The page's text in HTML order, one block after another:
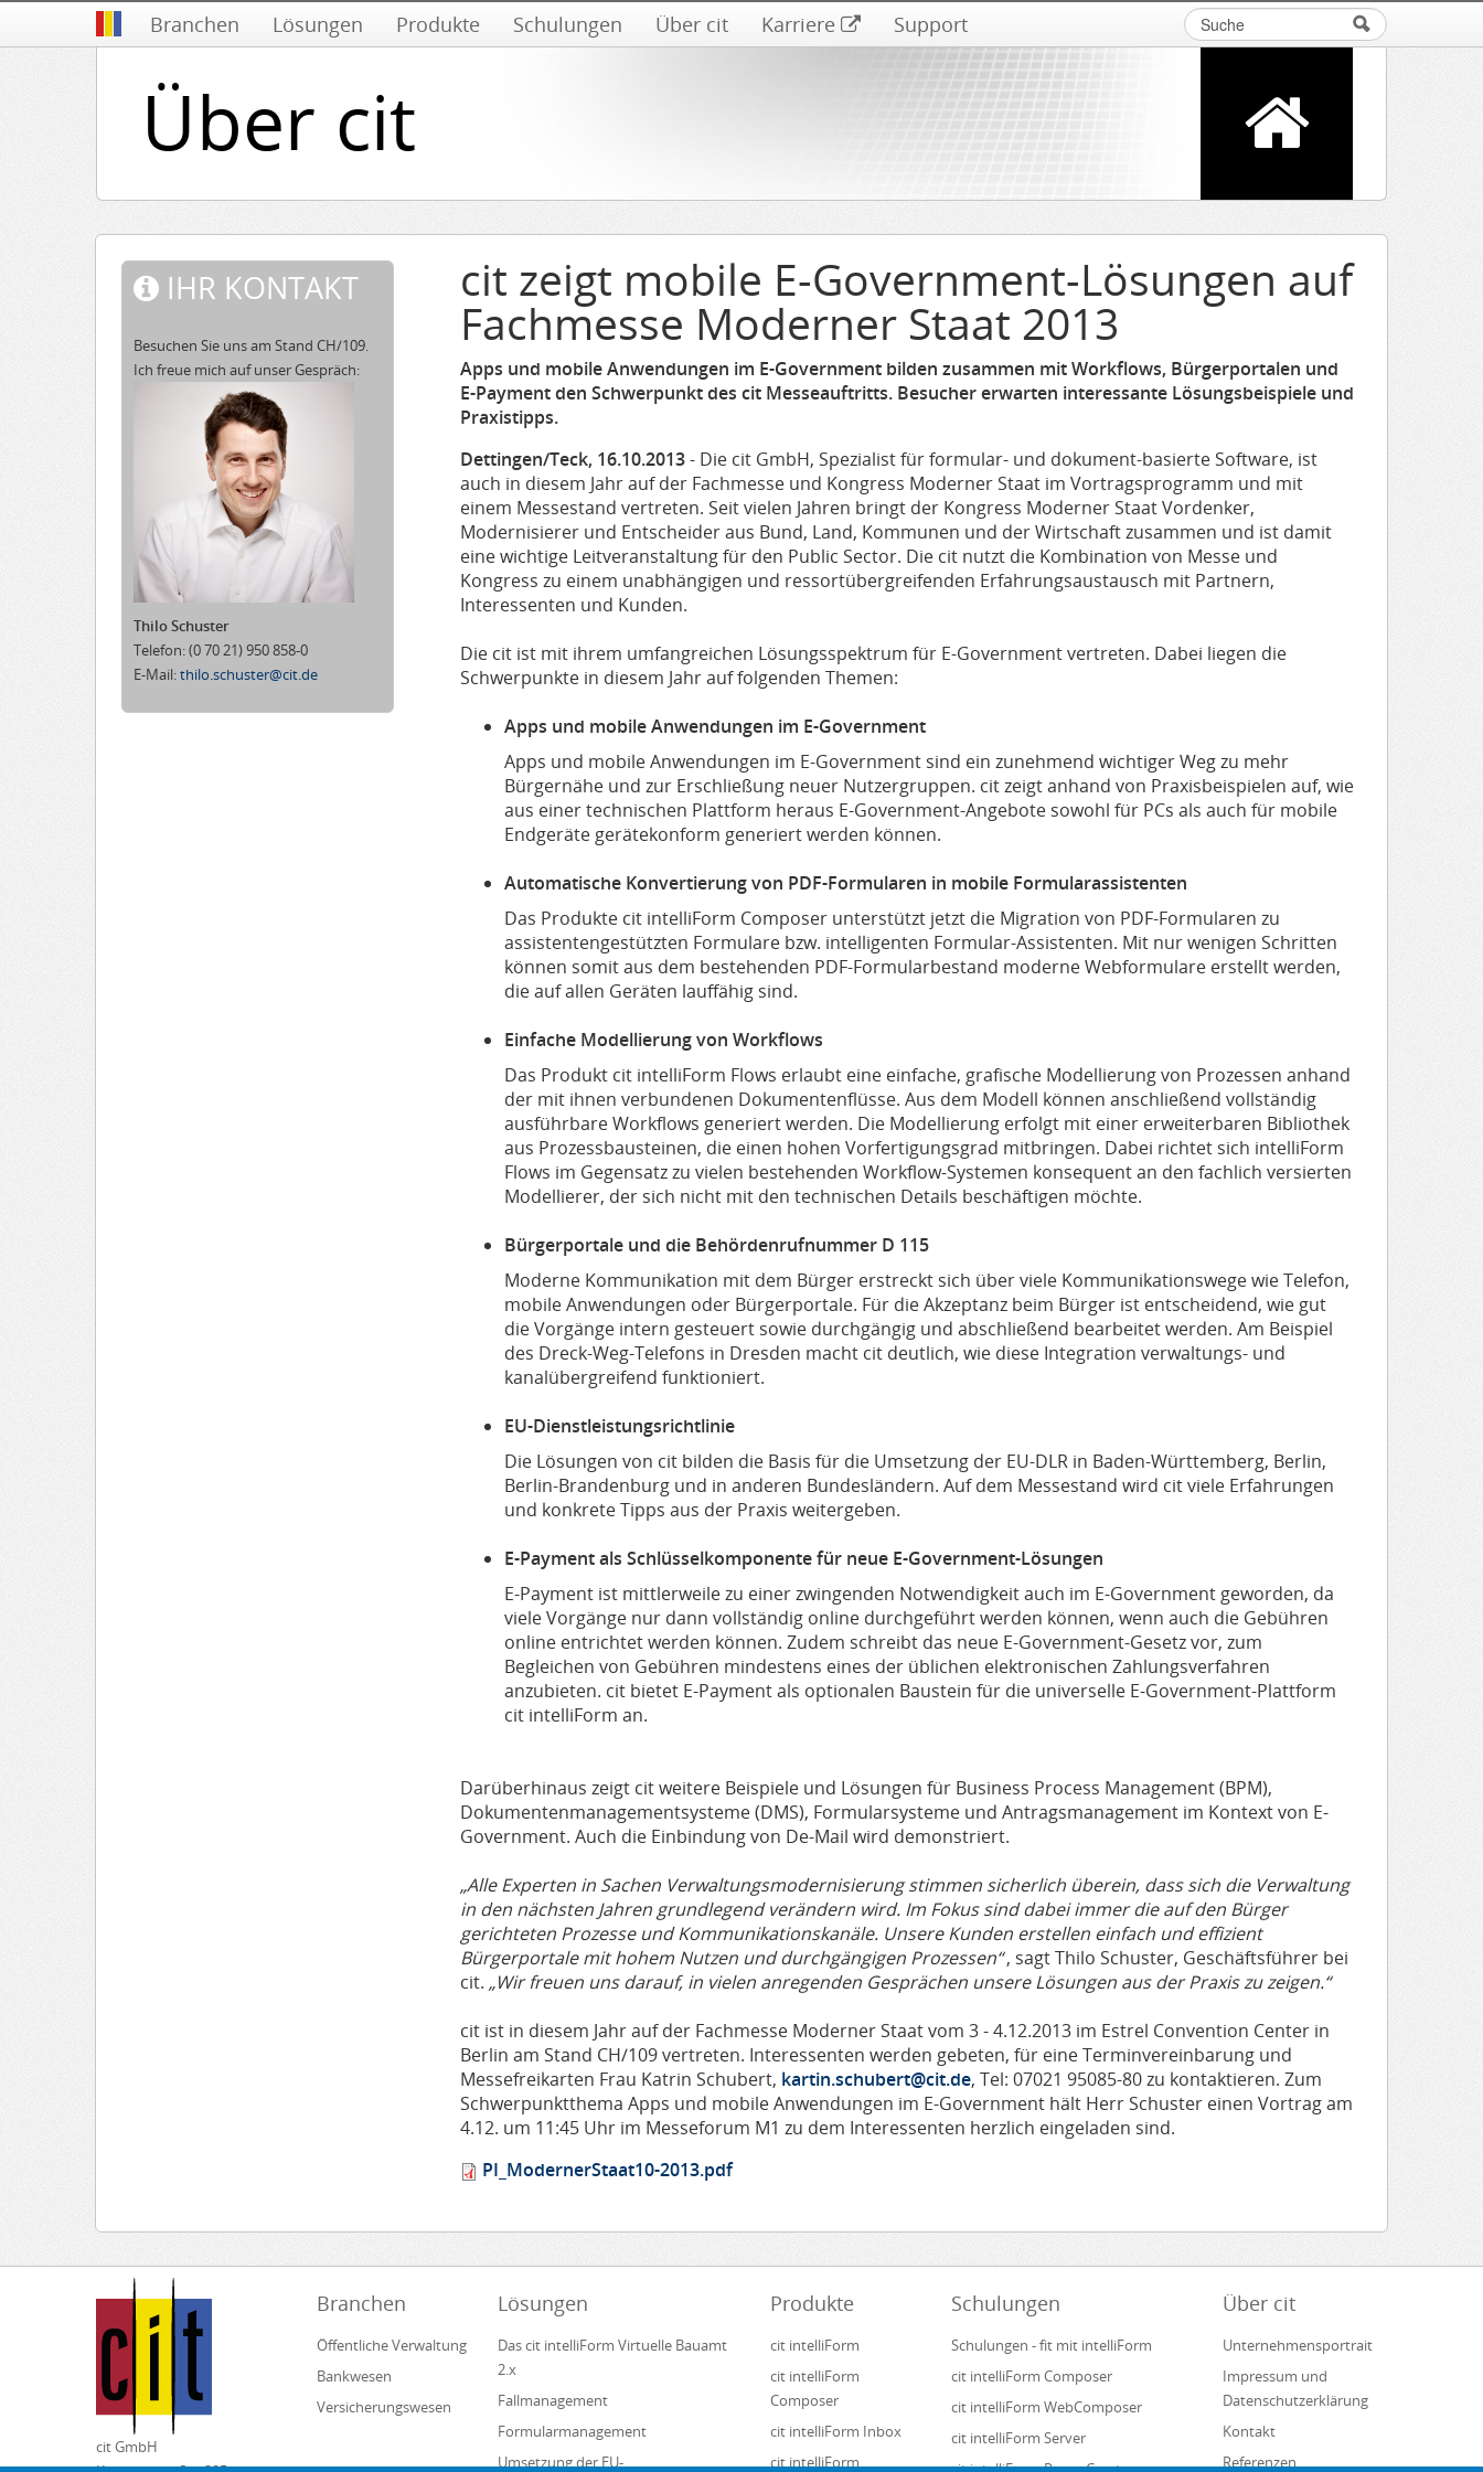
Branchen Lösungen Produkte Schulungen Über cit Karriere Support Suchformular
Suche
Über cit
IHR KONTAKT
Besuchen Sie uns am Stand CH/109.
Ich freue mich auf unser Gespräch:
Thilo Schuster
Telefon:(0 70 21) 950 858-0
E-Mail:thilo.schuster@cit.de
cit zeigt mobile E-Government-Lösungen auf
Fachmesse Moderner Staat 2013
Apps und mobile Anwendungen im E-Government bilden zusammen mit Workflows, Bürgerportalen und
E-Payment den Schwerpunkt des cit Messeauftritts. Besucher erwarten interessante Lösungsbeispiele und
Praxistipps.
Dettingen/Teck, 16.10.2013- Die cit GmbH, Spezialist für formular- und dokument-basierte Software, ist
auch in diesem Jahr auf der Fachmesse und Kongress Moderner Staat im Vortragsprogramm und mit
einem Messestand vertreten. Seit vielen Jahren bringt der Kongress Moderner Staat Vordenker,
Modernisierer und Entscheider aus Bund, Land, Kommunen und der Wirtschaft zusammen und ist damit
eine wichtige Leitveranstaltung für den Public Sector. Die cit nutzt die Kombination von Messe und
Kongress zu einem unabhängigen und ressortübergreifenden Erfahrungsaustausch mit Partnern,
Interessenten und Kunden.
Die cit ist mit ihrem umfangreichen Lösungsspektrum für E-Government vertreten. Dabei liegen die
Schwerpunkte in diesem Jahr auf folgenden Themen:
Apps und mobile Anwendungen im E-Government
Apps und mobile Anwendungen im E-Government sind ein zunehmend wichtiger Weg zu mehr
Bürgernähe und zur Erschließung neuer Nutzergruppen. cit zeigt anhand von Praxisbeispielen auf, wie
aus einer technischen Plattform heraus E-Government-Angebote sowohl für PCs als auch für mobile
Endgeräte gerätekonform generiert werden können.
Automatische Konvertierung von PDF-Formularen in mobile Formularassistenten
Das Produkte cit intelliForm Composer unterstützt jetzt die Migration von PDF-Formularen zu
assistentengestützten Formulare bzw. intelligenten Formular-Assistenten. Mit nur wenigen Schritten
können somit aus dem bestehenden PDF-Formularbestand moderne Webformulare erstellt werden,
die auf allen Geräten lauffähig sind.
Einfache Modellierung von Workflows
Das Produkt cit intelliForm Flows erlaubt eine einfache, grafische Modellierung von Prozessen anhand
der mit ihnen verbundenen Dokumentenflüsse. Aus dem Modell können anschließend vollständig
ausführbare Workflows generiert werden. Die Modellierung erfolgt mit einer erweiterbaren Bibliothek
aus Prozessbausteinen, die einen hohen Vorfertigungsgrad mitbringen. Dabei richtet sich intelliForm
Flows im Gegensatz zu vielen bestehenden Workflow-Systemen konsequent an den fachlich versierten
Modellierer, der sich nicht mit den technischen Details beschäftigen möchte.
Bürgerportale und die Behördenrufnummer D 115
Moderne Kommunikation mit dem Bürger erstreckt sich über viele Kommunikationswege wie Telefon,
mobile Anwendungen oder Bürgerportale. Für die Akzeptanz beim Bürger ist entscheidend, wie gut
die Vorgänge intern gesteuert sowie durchgängig und abschließend bearbeitet werden. Am Beispiel
des Dreck-Weg-Telefons in Dresden macht cit deutlich, wie diese Integration verwaltungs- und
kanalübergreifend funktioniert.
EU-Dienstleistungsrichtlinie
Die Lösungen von cit bilden die Basis für die Umsetzung der EU-DLR in Baden-Württemberg, Berlin,
Berlin-Brandenburg und in anderen Bundesländern. Auf dem Messestand wird cit viele Erfahrungen
und konkrete Tipps aus der Praxis weitergeben.
E-Payment als Schlüsselkomponente für neue E-Government-Lösungen
E-Payment ist mittlerweile zu einer zwingenden Notwendigkeit auch im E-Government geworden, da
viele Vorgänge nur dann vollständig online durchgeführt werden können, wenn auch die Gebühren
online entrichtet werden können. Zudem schreibt das neue E-Government-Gesetz vor, zum
Begleichen von Gebühren mindestens eines der üblichen elektronischen Zahlungsverfahren
anzubieten. cit bietet E-Payment als optionalen Baustein für die universelle E-Government-Plattform
cit intelliForm an.
Darüberhinaus zeigt cit weitere Beispiele und Lösungen für Business Process Management (BPM),
Dokumentenmanagementsysteme (DMS), Formularsysteme und Antragsmanagement im Kontext von E-
Government. Auch die Einbindung von De-Mail wird demonstriert.
„Alle Experten in Sachen Verwaltungsmodernisierung stimmen sicherlich überein, dass sich die Verwaltung
in den nächsten Jahren grundlegend verändern wird. Im Fokus sind dabei immer die auf den Bürger
gerichteten Prozesse und Kommunikationskanäle. Unsere Kunden erstellen einfach und effizient
Bürgerportale mit hohem Nutzen und durchgängigen Prozessen“, sagt Thilo Schuster, Geschäftsführer bei
cit. „Wir freuen uns darauf, in vielen anregenden Gesprächen unsere Lösungen aus der Praxis zu zeigen.“
cit ist in diesem Jahr auf der Fachmesse Moderner Staat vom 3 - 4.12.2013 im Estrel Convention Center in
Berlin am Stand CH/109 vertreten. Interessenten werden gebeten, für eine Terminvereinbarung und
Messefreikarten Frau Katrin Schubert, kartin.schubert@cit.de, Tel: 07021 95085-80 zu kontaktieren. Zum
Schwerpunktthema Apps und mobile Anwendungen im E-Government hält Herr Schuster einen Vortrag am
4.12. um 11:45 Uhr im Messeforum M1 zu dem Interessenten herzlich eingeladen sind.
PI_ModernerStaat10-2013.pdf
cit GmbH
Branchen
Öffentliche Verwaltung
Bankwesen
Versicherungswesen
Lösungen
Das cit intelliForm Virtuelle Bauamt
2.x
Fallmanagement
Formularmanagement
Umsetzung der EU-
Produkte
cit intelliForm
cit intelliForm
Composer
cit intelliForm Inbox
cit intelliForm
Schulungen
Schulungen - fit mit intelliForm
cit intelliForm Composer
cit intelliForm WebComposer
cit intelliForm Server
Über cit
Unternehmensportrait
Impressum und
Datenschutzerklärung
Kontakt
Referenzen